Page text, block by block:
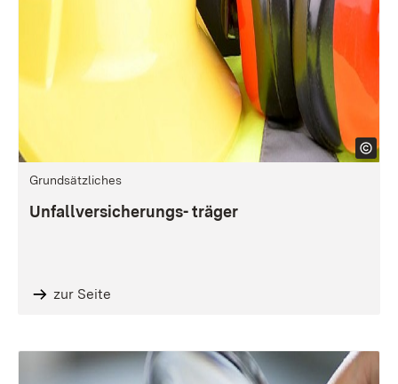
Grundsätzliches
Unfallversicherungs- träger
zur Seite